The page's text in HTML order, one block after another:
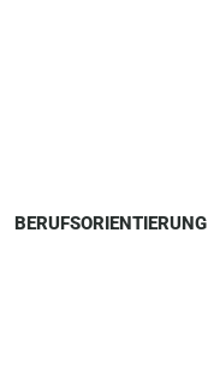
BERUFSORIENTIERUNG